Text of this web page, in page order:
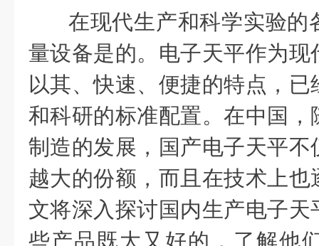
在现代生产和科学实验的
量设备是的。电子天平作为
以其、快速、便捷的特点，
和科研的标准配置。在中国
制造的发展，国产电子天平
越大的份额，而且在技术上
文将深入探讨国内生产电子
些产品既大又好的 ，了解他